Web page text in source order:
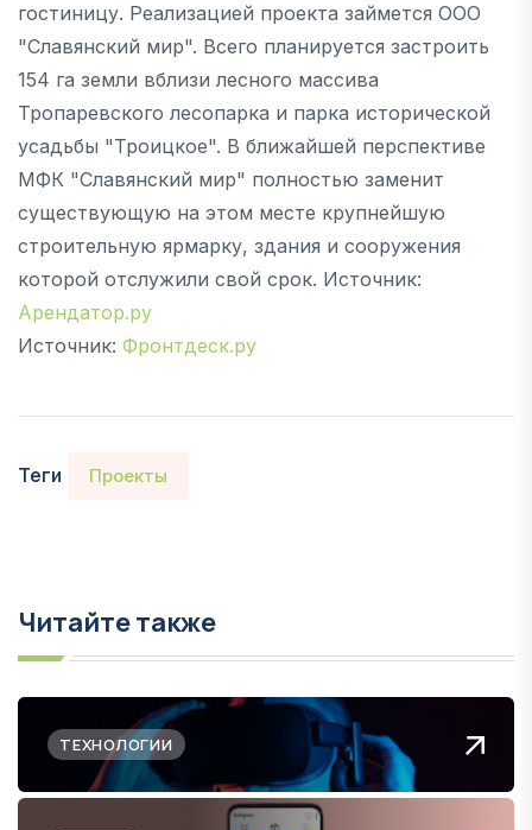
гостиницу. Реализацией проекта займется ООО
"Славянский мир". Всего планируется застроить
154 га земли вблизи лесного массива
Тропаревского лесопарка и парка исторической
усадьбы "Троицкое". В ближайшей перспективе
МФК "Славянский мир" полностью заменит
существующую на этом месте крупнейшую
строительную ярмарку, здания и сооружения
которой отслужили свой срок. Источник:
Арендатор.ру
Источник: Фронтдеск.ру
Теги Проекты
Читайте также
ТЕХНОЛОГИИ